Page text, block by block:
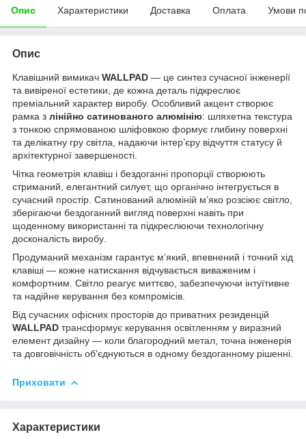
Опис Характеристики Доставка Оплата Умови
Опис
Клавішний вимикач WALLPAD — це синтез сучасної інженерії
та вивіреної естетики, де кожна деталь підкреслює
преміальний характер виробу. Особливий акцент створює
рамка з лінійно сатинованого алюмінію: шляхетна текстура
з тонкою спрямованою шліфовкою формує глибину поверхні
та делікатну гру світла, надаючи інтер’єру відчуття статусу й
архітектурної завершеності.
Чітка геометрія клавіш і бездоганні пропорції створюють
стриманий, елегантний силует, що органічно інтегрується в
сучасний простір. Сатинований алюміній м’яко розсіює світло,
зберігаючи бездоганний вигляд поверхні навіть при
щоденному використанні та підкреслюючи технологічну
досконалість виробу.
Продуманий механізм гарантує м’який, впевнений і точний хід
клавіші — кожне натискання відчувається виваженим і
комфортним. Світло реагує миттєво, забезпечуючи інтуїтивне
та надійне керування без компромісів.
Від сучасних офісних просторів до приватних резиденцій
WALLPAD трансформує керування освітленням у виразний
елемент дизайну — коли благородний метал, точна інженерія
та довговічність об’єднуються в одному бездоганному рішенні.
Приховати
Характеристики